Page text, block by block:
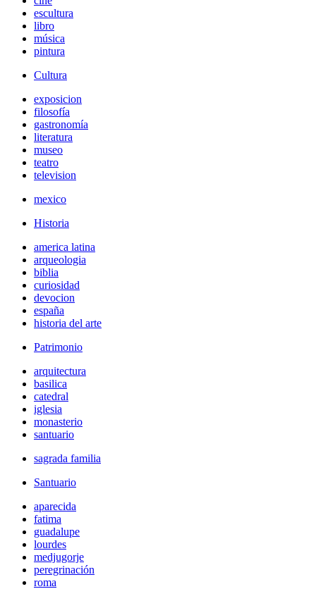
escultura
libro
música
pintura
Cultura
exposicion
filosofía
gastronomía
literatura
museo
teatro
television
mexico
Historia
america latina
arqueologia
biblia
curiosidad
devocion
españa
historia del arte
Patrimonio
arquitectura
basilica
catedral
iglesia
monasterio
santuario
sagrada familia
Santuario
aparecida
fatima
guadalupe
lourdes
medjugorje
peregrinación
roma